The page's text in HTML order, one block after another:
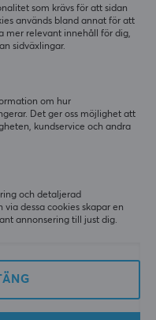
by BenQ
SR-SE Rouge II
som krävs för att sidan
används bland annat för att
mer relevant innehåll för dig,
sidväxlingar.
om hur
Det ger oss möjlighet att
kundservice och andra
och detaljerad
dessa cookies skapar en
annonsering till just dig.